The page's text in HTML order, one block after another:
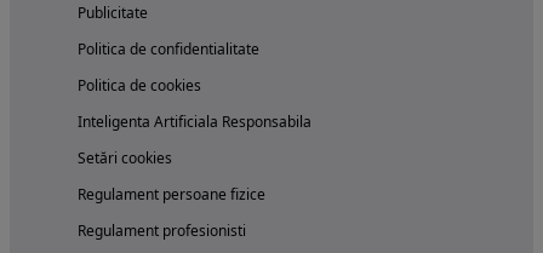
Publicitate
Politica de confidentialitate
Politica de cookies
Inteligenta Artificiala Responsabila
Setări cookies
Regulament persoane fizice
Regulament profesionisti